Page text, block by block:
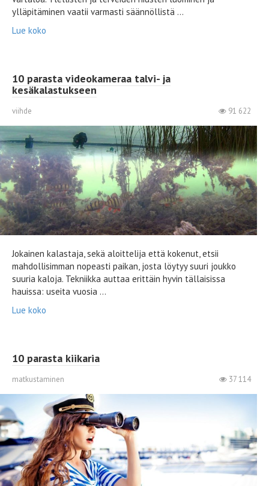
ylläpitäminen vaatii varmasti säännöllistä ...
Lue koko
10 parasta videokameraa talvi- ja
kesäkalastukseen
viihde 91 622
Jokainen kalastaja, sekä aloittelija että kokenut, etsii
mahdollisimman nopeasti paikan, josta löytyy suuri joukko
suuria kaloja. Tekniikka auttaa erittäin hyvin tällaisissa
hauissa: useita vuosia ...
Lue koko
10 parasta kiikaria
matkustaminen 37 114